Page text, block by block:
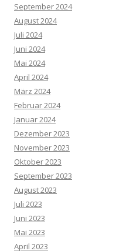
September 2024
August 2024
Juli 2024
Juni 2024
Mai 2024
April 2024
März 2024
Februar 2024
Januar 2024
Dezember 2023
November 2023
Oktober 2023
September 2023
August 2023
Juli 2023
Juni 2023
Mai 2023
April 2023